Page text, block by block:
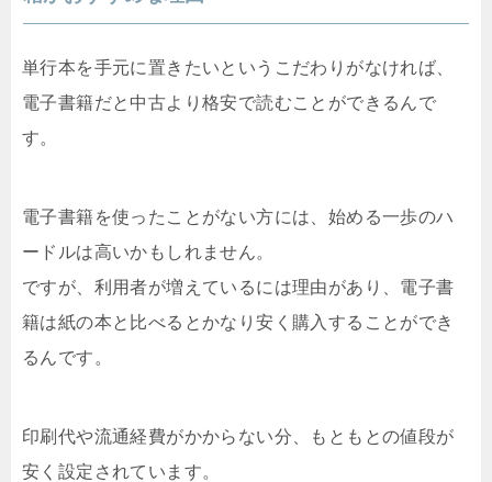
単行本を手元に置きたいというこだわりがなければ、
電子書籍だと中古より格安で読むことができるんで
す。
電子書籍を使ったことがない方には、始める一歩のハ
ードルは高いかもしれません。
ですが、利用者が増えているには理由があり、電子書
籍は紙の本と比べるとかなり安く購入することができ
るんです。
印刷代や流通経費がかからない分、もともとの値段が
安く設定されています。